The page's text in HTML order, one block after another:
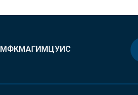
МФКМАГИМЦУИС